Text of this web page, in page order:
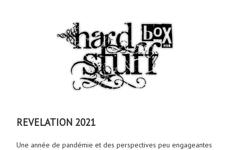
REVELATION 2021
Une année de pandémie et des perspectives peu engageantes